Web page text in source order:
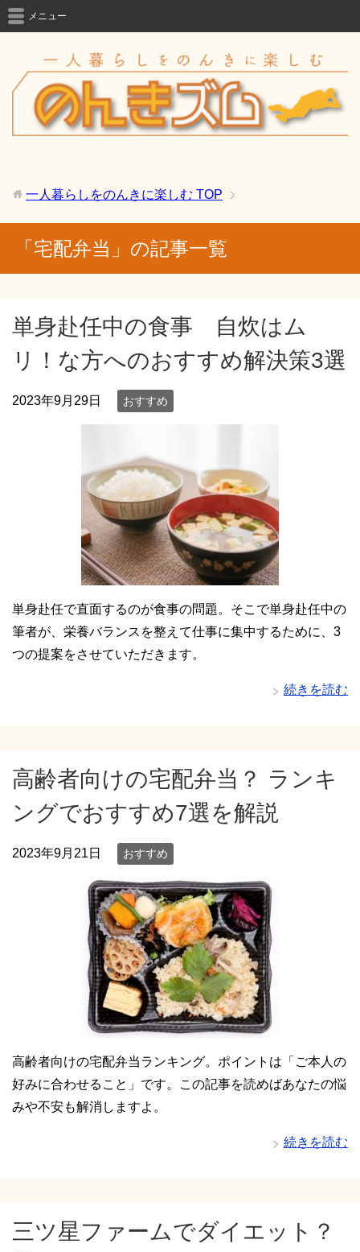
メニュー
一人暮らしをのんきに楽しむ TOP
「宅配弁当」の記事一覧
単身赴任中の食事 自炊はム
リ！な方へのおすすめ解決策3選
2023年9月29日 おすすめ
単身赴任で直面するのが食事の問題。そこで単身赴任中の
筆者が、栄養バランスを整えて仕事に集中するために、3
つの提案をさせていただきます。
続きを読む
高齢者向けの宅配弁当？ ランキ
ングでおすすめ7選を解説
2023年9月21日 おすすめ
高齢者向けの宅配弁当ランキング。ポイントは「ご本人の
好みに合わせること」です。この記事を読めばあなたの悩
みや不安も解消しますよ。
続きを読む
三ツ星ファームでダイエット？